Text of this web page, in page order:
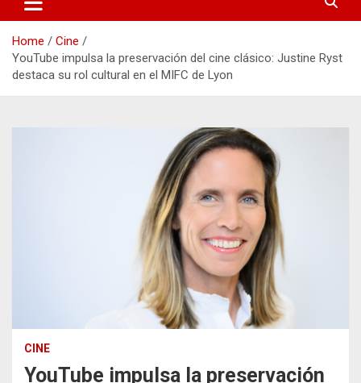
Home
Cine
YouTube impulsa la preservación del cine clásico: Justine Ryst
destaca su rol cultural en el MIFC de Lyon
CINE
YouTube impulsa la preservación